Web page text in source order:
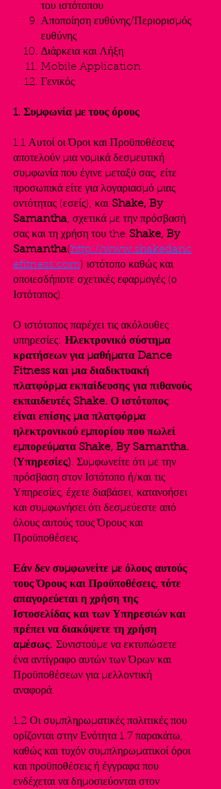
του ιστότοπου
Αποποίηση ευθύνης/Περιορισμός
ευθύνης
Διάρκεια και Λήξη
Mobile Application
Γενικός
1. Συμφωνία με τους όρους
1.1 Αυτοί οι Όροι και Προϋποθέσεις
αποτελούν μια νομικά δεσμευτική
συμφωνία που έγινε μεταξύ σας, είτε
προσωπικά είτε για λογαριασμό μιας
οντότητας (εσείς), και Shake, By
Samantha, σχετικά με την πρόσβασή
σας και τη χρήση του the Shake, By
Samantha(http://www.shakedanc
efitness.com) ιστότοπο καθώς και
οποιεσδήποτε σχετικές εφαρμογές (ο
Ιστότοπος).
Ο ιστότοπος παρέχει τις ακόλουθες
υπηρεσίες: Ηλεκτρονικό σύστημα
κρατήσεων για μαθήματα Dance
Fitness και μια διαδικτυακή
πλατφόρμα εκπαίδευσης για πιθανούς
εκπαιδευτές Shake. Ο ιστότοπος
είναι επίσης μια πλατφόρμα
ηλεκτρονικού εμπορίου που πωλεί
εμπορεύματα Shake, By Samantha.
(Υπηρεσίες). Συμφωνείτε ότι με την
πρόσβαση στον Ιστότοπο ή/και τις
Υπηρεσίες, έχετε διαβάσει, κατανοήσει
και συμφωνήσει ότι δεσμεύεστε από
όλους αυτούς τους Όρους και
Προϋποθέσεις.
Εάν δεν συμφωνείτε με όλους αυτούς
τους Όρους και Προϋποθέσεις, τότε
απαγορεύεται η χρήση της
Ιστοσελίδας και των Υπηρεσιών και
πρέπει να διακόψετε τη χρήση
αμέσως. Συνιστούμε να εκτυπώσετε
ένα αντίγραφο αυτών των Όρων και
Προϋποθέσεων για μελλοντική
αναφορά.
1.2 Οι συμπληρωματικές πολιτικές που
ορίζονται στην Ενότητα 1.7 παρακάτω,
καθώς και τυχόν συμπληρωματικοί όροι
και προϋποθέσεις ή έγγραφα που
ενδέχεται να δημοσιεύονται στον